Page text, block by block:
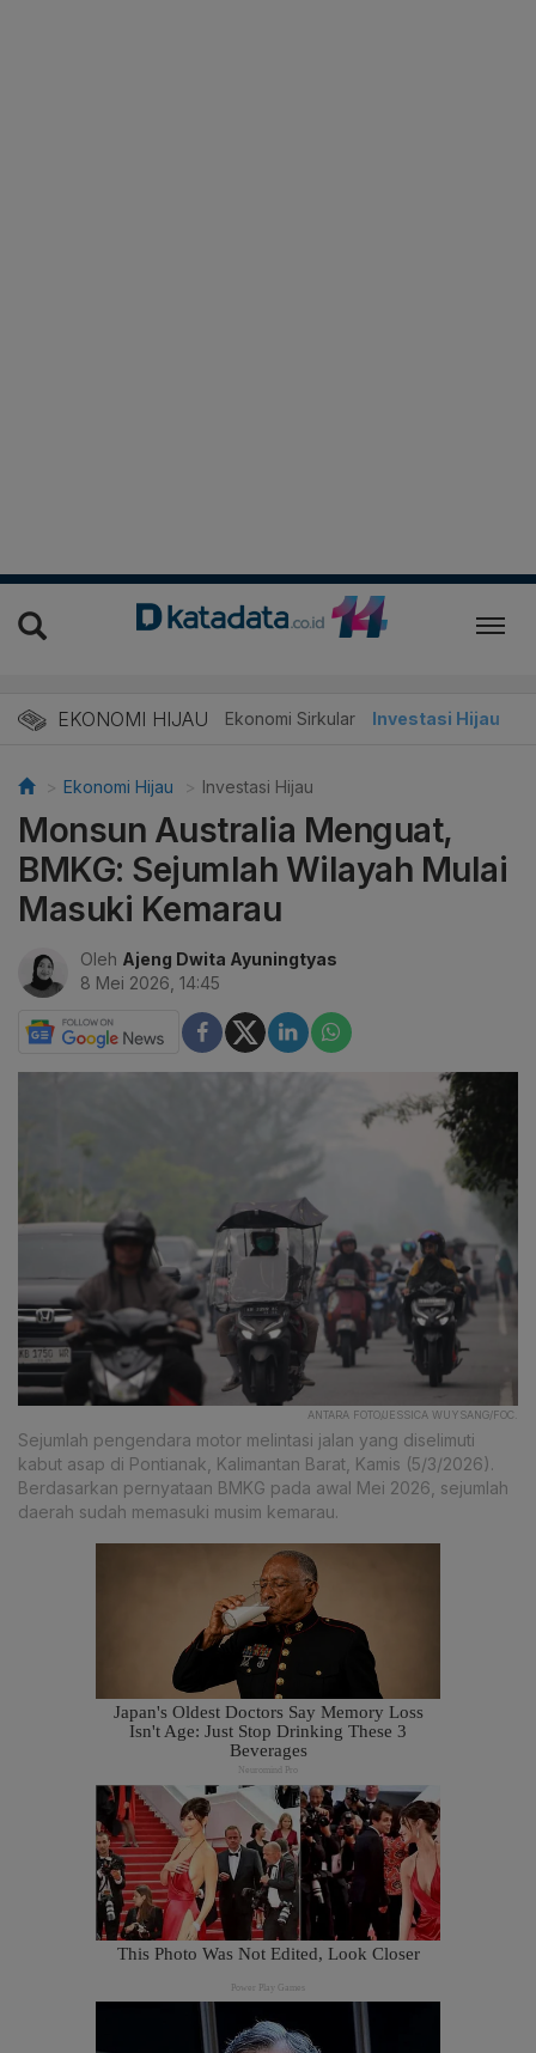
EKONOMI HIJAU
Energi Baru Ekonomi Sirkular Investasi Hijau
Ekonomi Hijau Investasi Hijau
Monsun Australia Menguat,
BMKG: Sejumlah Wilayah Mulai
Masuki Kemarau
Oleh Ajeng Dwita Ayuningtyas
8 Mei 2026, 14:45
ANTARA FOTO/JESSICA WUYSANG/FOC.
Sejumlah pengendara motor melintasi jalan yang diselimuti
kabut asap di Pontianak, Kalimantan Barat, Kamis (5/3/2026).
Berdasarkan pernyataan BMKG pada awal Mei 2026, sejumlah
daerah sudah memasuki musim kemarau.